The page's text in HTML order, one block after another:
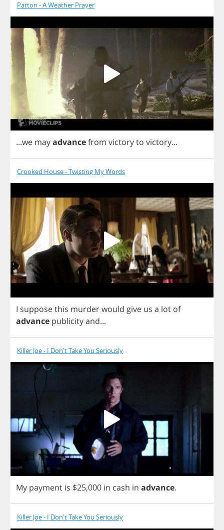
Patton - A Weather Prayer
...we mayadvancefrom victoryto victory...
Crooked House - Twisting My Words
I supposethis murderwould give us a lot of
advance publicityand...
Killer Joe - I Don't Take You Seriously
My payment is $25,000 in cash in advance.
Killer Joe - I Don't Take You Seriously